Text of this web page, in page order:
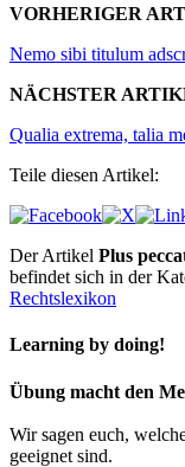
VORHERIGER
Nemo sibi titulum
NÄCHSTER
Qualia extrema, talia
Teile diesen Artikel:
Der Artikel Plus
befindet sich in der
Rechtslexikon
Learning by doing!
Übung macht den
Wir sagen euch,
geeignet sind.